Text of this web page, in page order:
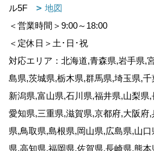
ル5F
地図
＜営業時間＞9:00～18:00
＜定休日＞土･日･祝
対応エリア：北海道,青森県,岩手県,
島県,茨城県,栃木県,群馬県,埼玉県,
新潟県,富山県,石川県,福井県,山梨県
愛知県,三重県,滋賀県,京都府,大阪府
県,鳥取県,島根県,岡山県,広島県,山
県,高知県,福岡県,佐賀県,長崎県,熊